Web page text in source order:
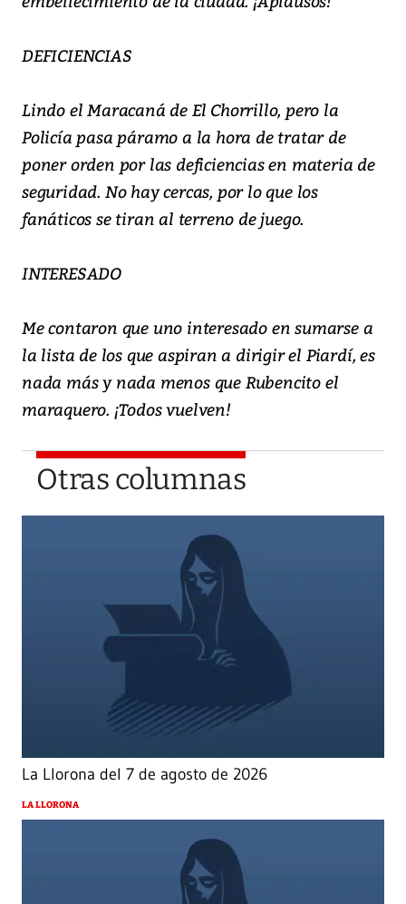
DEFICIENCIAS
Lindo el Maracaná de El Chorrillo, pero la
Policía pasa páramo a la hora de tratar de
poner orden por las deficiencias en materia de
seguridad. No hay cercas, por lo que los
fanáticos se tiran al terreno de juego.
INTERESADO
Me contaron que uno interesado en sumarse a
la lista de los que aspiran a dirigir el Piardí, es
nada más y nada menos que Rubencito el
maraquero. ¡Todos vuelven!
Otras columnas
La Llorona del 7 de agosto de 2026
LA LLORONA